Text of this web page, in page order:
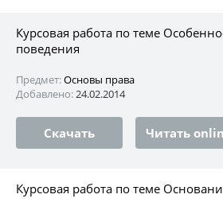
Курсовая работа по теме
поведения
Предмет:Основы права
Добавлено:24.02.2014
Скачать Читать
Курсовая работа по теме